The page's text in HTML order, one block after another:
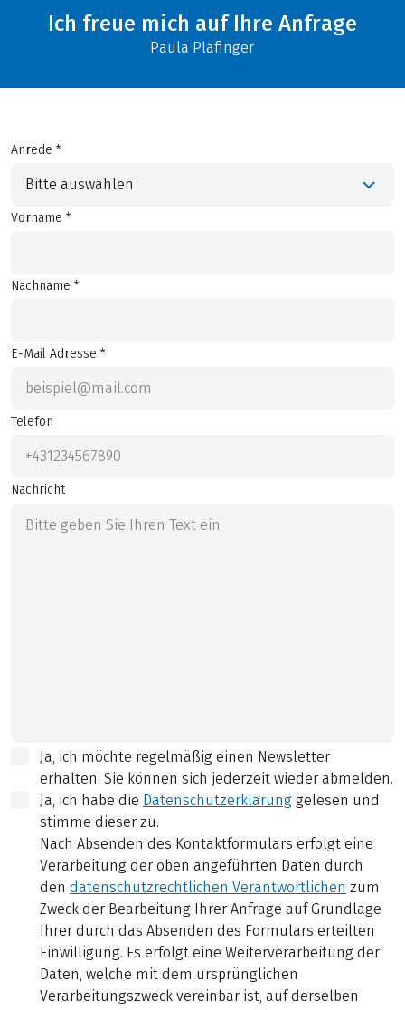
Ich freue mich auf Ihre Anfrage
Paula Plafinger
Anrede *
Bitte auswählen
Vorname *
Nachname *
E-Mail Adresse *
Telefon
Nachricht
Ja, ich möchte regelmäßig einen Newsletter
erhalten. Sie können sich jederzeit wieder abmelden.
Ja, ich habe die Datenschutzerklärung gelesen und
stimme dieser zu.
Nach Absenden des Kontaktformulars erfolgt eine
Verarbeitung der oben angeführten Daten durch
den datenschutzrechtlichen Verantwortlichen zum
Zweck der Bearbeitung Ihrer Anfrage auf Grundlage
Ihrer durch das Absenden des Formulars erteilten
Einwilligung. Es erfolgt eine Weiterverarbeitung der
Daten, welche mit dem ursprünglichen
Verarbeitungszweck vereinbar ist, auf derselben